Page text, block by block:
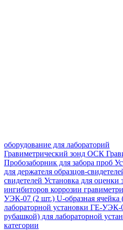
оборудование для лабораторий
Гравиметрический зонд ОСК
Пробозаборник для забора проб
для держателя образцов-
свидетелей Установка для оценки
ингибиторов коррозии
УЭК-07 (2 шт.) U-образная
лабораторной установки ГЕ-УЭК-
рубашкой) для лабораторной
категории